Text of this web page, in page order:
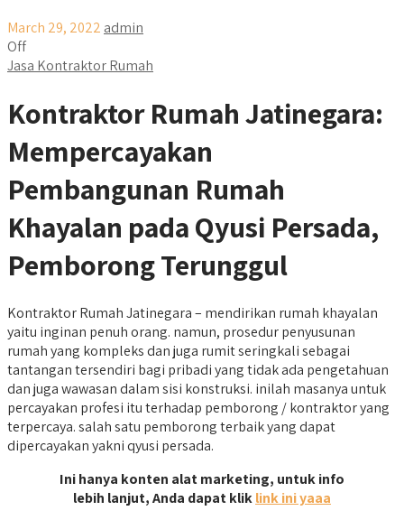
March 29, 2022 admin
Off
Jasa Kontraktor Rumah
Kontraktor Rumah Jatinegara:
Mempercayakan
Pembangunan Rumah
Khayalan pada Qyusi Persada,
Pemborong Terunggul
Kontraktor Rumah Jatinegara – mendirikan rumah khayalan
yaitu inginan penuh orang. namun, prosedur penyusunan
rumah yang kompleks dan juga rumit seringkali sebagai
tantangan tersendiri bagi pribadi yang tidak ada pengetahuan
dan juga wawasan dalam sisi konstruksi. inilah masanya untuk
percayakan profesi itu terhadap pemborong / kontraktor yang
terpercaya. salah satu pemborong terbaik yang dapat
dipercayakan yakni qyusi persada.
Ini hanya konten alat marketing, untuk info
lebih lanjut, Anda dapat kliklink ini yaaa